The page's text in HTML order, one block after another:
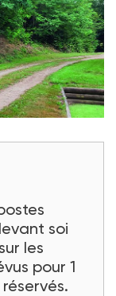
soi
les
pour 1